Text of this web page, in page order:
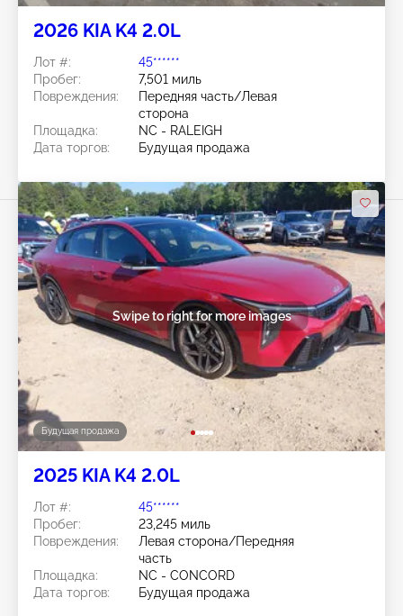
2026 KIA K4 2.0L
Лот #:
45******
Пробег:
7,501 миль
Повреждения:
Передняя часть/Левая
сторона
Площадка:
NC - RALEIGH
Дата торгов:
Будущая продажа
Будущая продажа
Swipe to right for more images
2025 KIA K4 2.0L
Лот #:
45******
Пробег:
23,245 миль
Повреждения:
Левая сторона/Передняя
часть
Площадка:
NC - CONCORD
Дата торгов:
Будущая продажа